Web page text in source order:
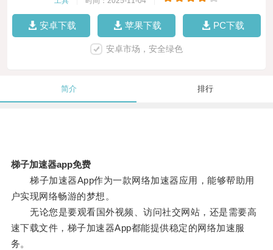
安卓下载 苹果下载 PC下载
安卓市场，安全绿色
简介 排行
梯子加速器app免费
梯子加速器App作为一款网络加速器应用，能够帮助用
户实现网络畅游的梦想。
无论您是要观看国外视频、访问社交网站，还是需要高
速下载文件，梯子加速器App都能提供稳定的网络加速服
务。